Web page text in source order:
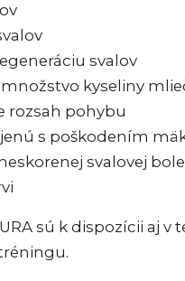
svalov
kyseliny
rozsah pohybu
s poškodením
svalovej
sú k dispozícii aj